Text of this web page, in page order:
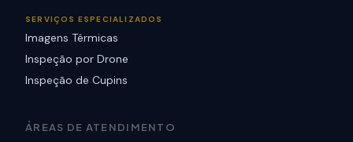
SERVIÇOS ESPECIALIZADOS
Imagens Térmicas
Inspeção por Drone
Inspeção de Cupins
ÁREAS DE ATENDIMENTO